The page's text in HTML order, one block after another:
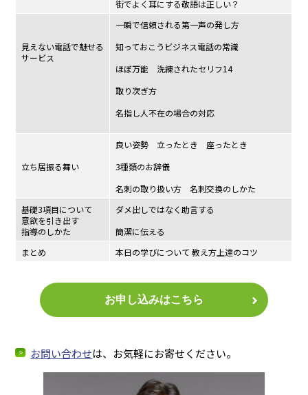
街でよく耳にする敬語は正しい？
見えない電話で魅せる
サービス
一瞬で信頼される第一声の発し方
知っておこうビジネス電話の常識
ほぼ万能 洗練されたセリフ14
取り次ぎ方
名指し人不在の場合の対応
立ち居振る舞い
良い姿勢 立ったとき 座ったとき
3種類のお辞儀
名刺の取り扱い方 名刺交換のしかた
基礎3項目について
意欲を引き出す
指導のしかた
ダメ出しではなく助言する
簡潔に伝える
まとめ
本日の学びについて 教え方上達のコツ
お申し込みはこちら
お問い合わせは、お気軽にお寄せください。